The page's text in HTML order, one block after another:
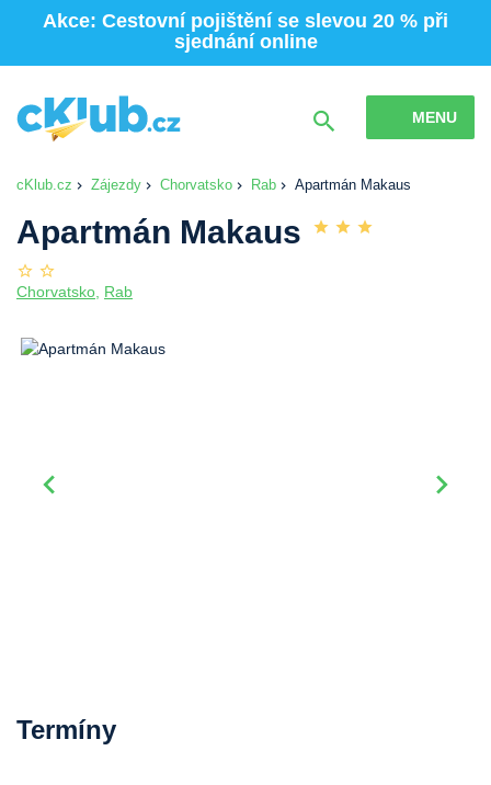
Akce: Cestovní pojištění se slevou 20 % při
sjednání online
MENU
cKlub.cz Zájezdy Chorvatsko Rab Apartmán Makaus
Apartmán Makaus
Chorvatsko, Rab
Termíny